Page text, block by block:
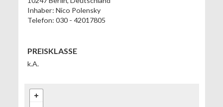
Inhaber: Nico Polensky
Telefon: 030 - 42017805
PREISKLASSE
k.A.